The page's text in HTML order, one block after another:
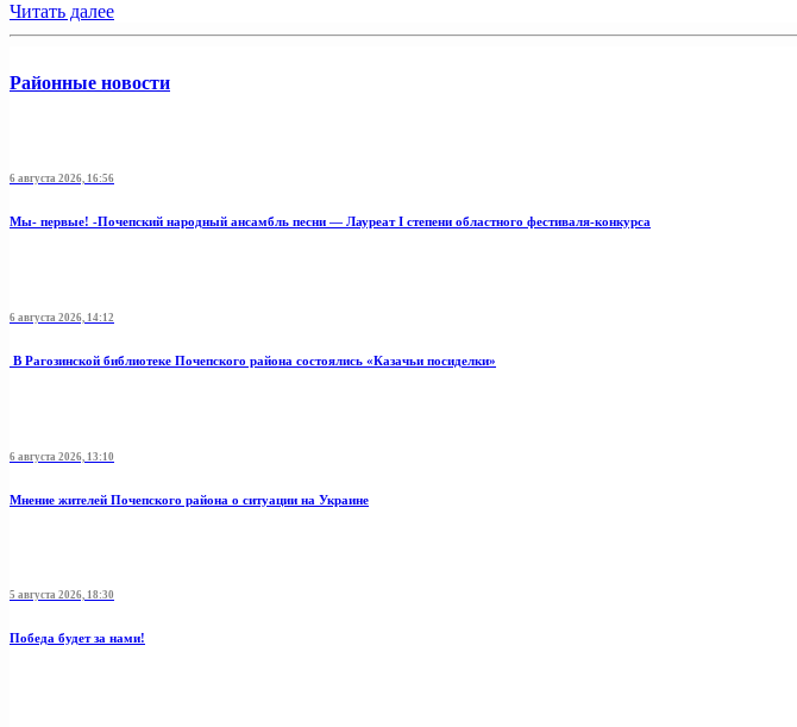
Читать далее
Районные новости
6 августа 2026, 16:56
Мы- первые! -Почепский народный ансамбль песни — Лауреат I степени областного фестиваля-конкурса
6 августа 2026, 14:12
В Рагозинской библиотеке Почепского района состоялись «Казачьи посиделки»
6 августа 2026, 13:10
Мнение жителей Почепского района о ситуации на Украине
5 августа 2026, 18:30
Победа будет за нами!